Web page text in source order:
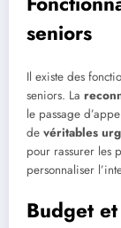
seniors
Il existe des
seniors. La
le passage
de véritables
pour rassurer les
personnaliser
Budget